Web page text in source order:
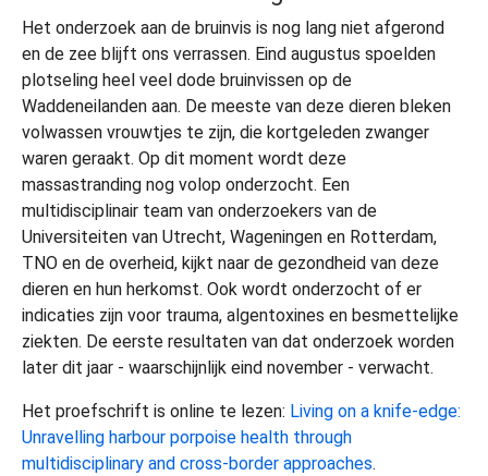
Het onderzoek aan de bruinvis is nog lang niet afgerond
en de zee blijft ons verrassen. Eind augustus spoelden
plotseling heel veel dode bruinvissen op de
Waddeneilanden aan. De meeste van deze dieren bleken
volwassen vrouwtjes te zijn, die kortgeleden zwanger
waren geraakt. Op dit moment wordt deze
massastranding nog volop onderzocht. Een
multidisciplinair team van onderzoekers van de
Universiteiten van Utrecht, Wageningen en Rotterdam,
TNO en de overheid, kijkt naar de gezondheid van deze
dieren en hun herkomst. Ook wordt onderzocht of er
indicaties zijn voor trauma, algentoxines en besmettelijke
ziekten. De eerste resultaten van dat onderzoek worden
later dit jaar - waarschijnlijk eind november - verwacht.
Het proefschrift is online te lezen: Living on a knife-edge:
Unravelling harbour porpoise health through
multidisciplinary and cross-border approaches.